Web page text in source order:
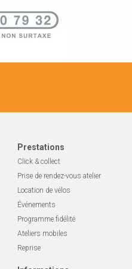
Prestations
Click & collect
Prise de rendez-vous atelier
Location de vélos
Événements
Programme fidélité
Ateliers mobiles
Reprise